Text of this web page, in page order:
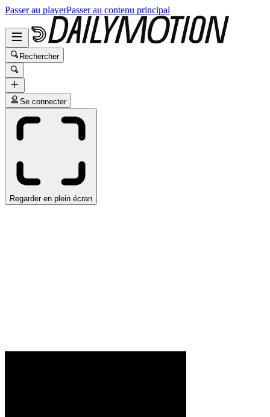
Passer au playerPasser au contenu principal
Rechercher
Se connecter
Regarder en plein écran